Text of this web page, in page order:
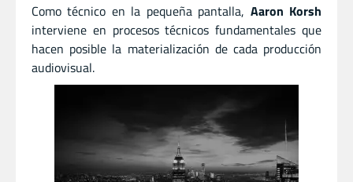
Como técnico en la pequeña pantalla, Aaron Korsh
interviene en procesos técnicos fundamentales que
hacen posible la materialización de cada producción
audiovisual.